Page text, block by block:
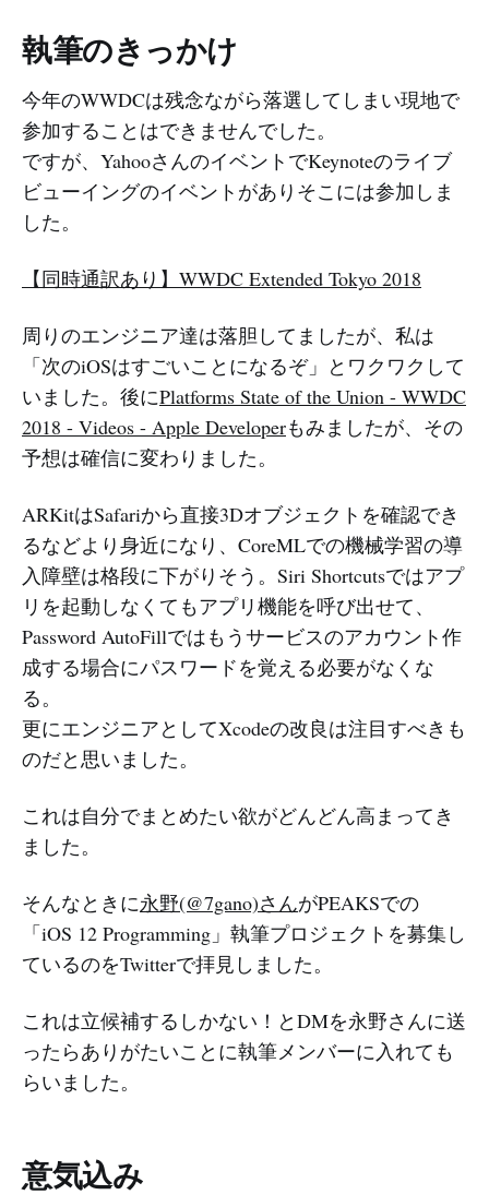
執筆のきっかけ
今年のWWDCは残念ながら落選してしまい現地で
参加することはできませんでした。
ですが、YahooさんのイベントでKeynoteのライブ
ビューイングのイベントがありそこには参加しま
した。
【同時通訳あり】WWDC Extended Tokyo 2018
周りのエンジニア達は落胆してましたが、私は
「次のiOSはすごいことになるぞ」とワクワクして
いました。後にPlatforms State of the Union - WWDC
2018 - Videos - Apple Developerもみましたが、その
予想は確信に変わりました。
ARKitはSafariから直接3Dオブジェクトを確認でき
るなどより身近になり、CoreMLでの機械学習の導
入障壁は格段に下がりそう。Siri Shortcutsではアプ
リを起動しなくてもアプリ機能を呼び出せて、
Password AutoFillではもうサービスのアカウント作
成する場合にパスワードを覚える必要がなくな
る。
更にエンジニアとしてXcodeの改良は注目すべきも
のだと思いました。
これは自分でまとめたい欲がどんどん高まってき
ました。
そんなときに永野(@7gano)さんがPEAKSでの
「iOS 12 Programming」執筆プロジェクトを募集し
ているのをTwitterで拝見しました。
これは立候補するしかない！とDMを永野さんに送
ったらありがたいことに執筆メンバーに入れても
らいました。
意気込み